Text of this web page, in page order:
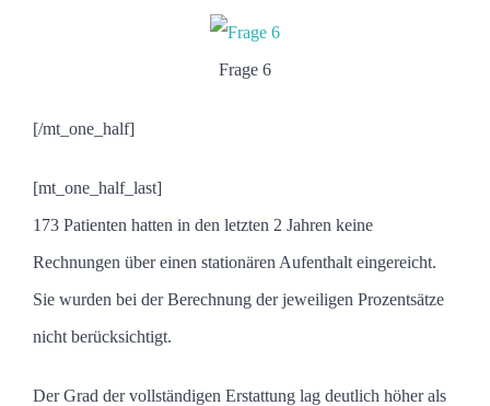
Frage 6
[/mt_one_half]
[mt_one_half_last]
173 Patienten hatten in den letzten 2 Jahren keine
Rechnungen über einen stationären Aufenthalt eingereicht.
Sie wurden bei der Berechnung der jeweiligen Prozentsätze
nicht berücksichtigt.
Der Grad der vollständigen Erstattung lag deutlich höher als